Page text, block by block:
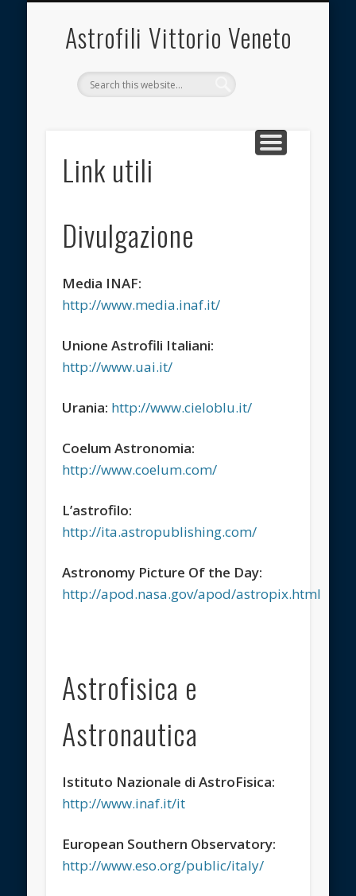
Astrofili Vittorio Veneto
Link utili
Divulgazione
Media INAF:
http://www.media.inaf.it/
Unione Astrofili Italiani:
http://www.uai.it/
Urania: http://www.cieloblu.it/
Coelum Astronomia:
http://www.coelum.com/
L’astrofilo:
http://ita.astropublishing.com/
Astronomy Picture Of the Day:
http://apod.nasa.gov/apod/astropix.html
Astrofisica e
Astronautica
Istituto Nazionale di AstroFisica:
http://www.inaf.it/it
European Southern Observatory:
http://www.eso.org/public/italy/